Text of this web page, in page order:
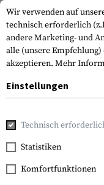
Marken Clawgear
FILTER
Wir verwenden auf
technisch erforderlich
andere Marketing- und
alle (unsere
akzeptieren. Mehr
Einstellungen
Technisch
Statistiken
Komfortfunktionen